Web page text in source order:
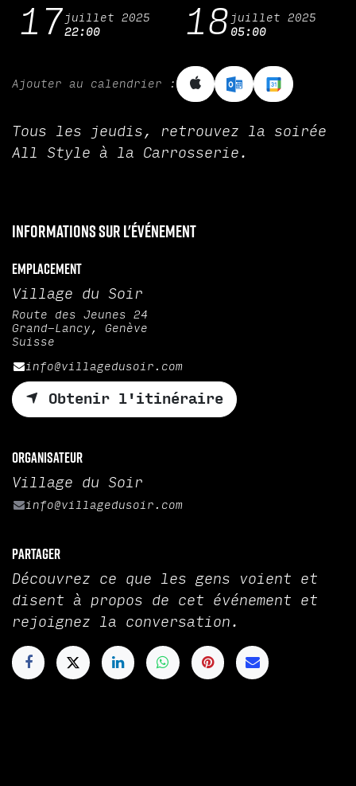
17 juillet 2025
22:00
18 juillet 2025
05:00
Ajouter au calendrier :
Tous les jeudis, retrouvez la soirée
All Style à la Carrosserie.
Informations sur l'événement
Emplacement
Village du Soir
Route des Jeunes 24
Grand-Lancy, Genève
Suisse
info@villagedusoir.com
Obtenir l'itinéraire
Organisateur
Village du Soir
info@villagedusoir.com
Partager
Découvrez ce que les gens voient et
disent à propos de cet événement et
rejoignez la conversation.